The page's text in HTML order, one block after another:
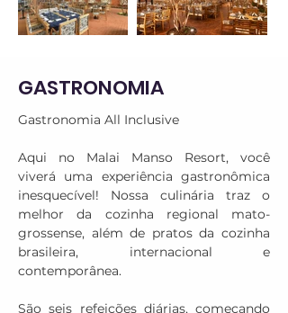
GASTRONOMIA
Gastronomia All Inclusive
Aqui no Malai Manso Resort, você
viverá uma experiência gastronômica
inesquecível! Nossa culinária traz o
melhor da cozinha regional mato-
grossense, além de pratos da cozinha
brasileira, internacional e
contemporânea.
São seis refeições diárias, começando